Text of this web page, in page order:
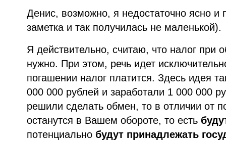
Денис, возможно, я недостаточно ясно и
заметка и так получилась не маленькой).
Я действительно, считаю, что налог при
нужно. При этом, речь идет
погашении налог платится. Здесь идея
000 000 рублей и заработали 1 000 000
решили сделать обмен, то в отличии от
останутся в Вашем обороте, то есть
потенциально будут принадлежать